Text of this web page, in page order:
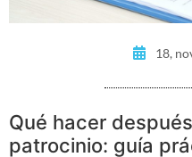
18,
Qué hacer
patrocinio: guía